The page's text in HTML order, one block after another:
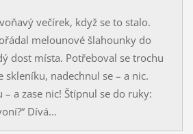
večírek, když se to stalo.
melounové šlahounky do
dost místa. Potřeboval se trochu
skleníku, nadechnul se – a nic.
– a zase nic! Štípnul se do ruky:
Dívá...